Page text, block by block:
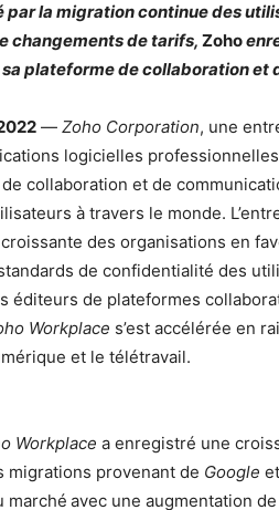
par la migration continue des
changements de tarifs, Zoho
sa plateforme de collaboration et
— Zoho Corporation, une
logicielles
collaboration et de
à travers le monde.
des organisations en
de confidentialité des
éditeurs de plateformes
Workplace s’est accélérée en
et le télétravail.
Workplace a enregistré une
migrations provenant de Google et
avec une augmentation